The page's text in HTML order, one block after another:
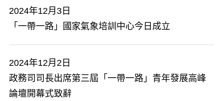
2024年12月3日
「一帶一路」國家氣象培訓中心今日成立
2024年12月2日
政務司司長出席第三屆「一帶一路」青年發展高峰
論壇開幕式致辭